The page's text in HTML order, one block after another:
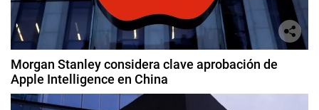
Morgan Stanley considera clave aprobación de
Apple Intelligence en China